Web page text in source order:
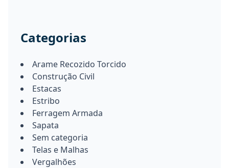
Categorias
Arame Recozido Torcido
Construção Civil
Estacas
Estribo
Ferragem Armada
Sapata
Sem categoria
Telas e Malhas
Vergalhões